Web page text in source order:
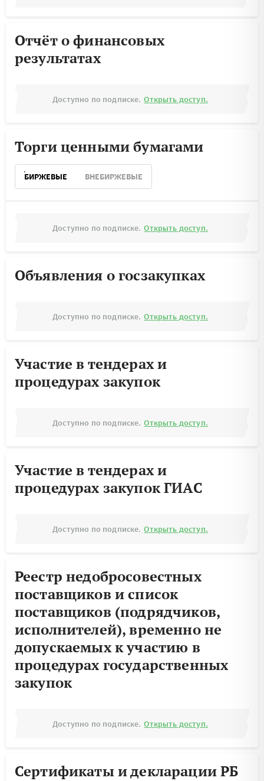
Отчёт о финансовых
результатах
Доступно по подписке. Открыть доступ.
Торги ценными бумагами
БИРЖЕВЫЕ ВНЕБИРЖЕВЫЕ
Доступно по подписке. Открыть доступ.
Объявления о госзакупках
Доступно по подписке. Открыть доступ.
Участие в тендерах и
процедурах закупок
Доступно по подписке. Открыть доступ.
Участие в тендерах и
процедурах закупок ГИАС
Доступно по подписке. Открыть доступ.
Реестр недобросовестных
поставщиков и список
поставщиков (подрядчиков,
исполнителей), временно не
допускаемых к участию в
процедурах государственных
закупок
Доступно по подписке. Открыть доступ.
Сертификаты и декларации РБ